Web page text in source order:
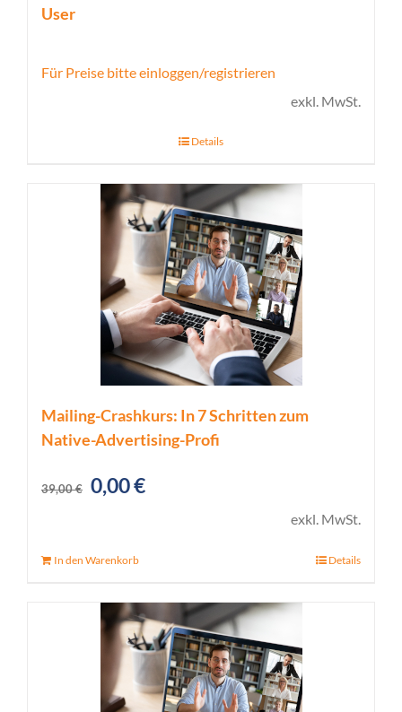
User
Für Preise bitte einloggen/registrieren
exkl. MwSt.
Details
Mailing-Crashkurs: In 7 Schritten zum
Native-Advertising-Profi
39,00€ Ursprünglicher
0,00€Aktueller
exkl. MwSt.
In den Warenkorb Details